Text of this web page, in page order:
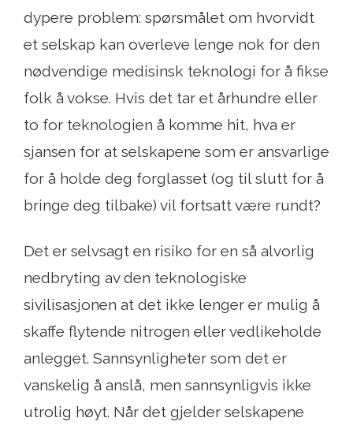
dypere problem: spørsmålet om hvorvidt
et selskap kan overleve lenge nok for den
nødvendige medisinsk teknologi for å fikse
folk å vokse. Hvis det tar et århundre eller
to for teknologien å komme hit, hva er
sjansen for at selskapene som er ansvarlige
for å holde deg forglasset (og til slutt for å
bringe deg tilbake) vil fortsatt være rundt?
Det er selvsagt en risiko for en så alvorlig
nedbryting av den teknologiske
sivilisasjonen at det ikke lenger er mulig å
skaffe flytende nitrogen eller vedlikeholde
anlegget. Sannsynligheter som det er
vanskelig å anslå, men sannsynligvis ikke
utrolig høyt. Når det gjelder selskapene